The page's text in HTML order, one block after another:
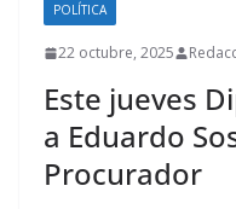
POLÍTICA
22 octubre, 2025
Este jueves
a Eduardo
Procurador